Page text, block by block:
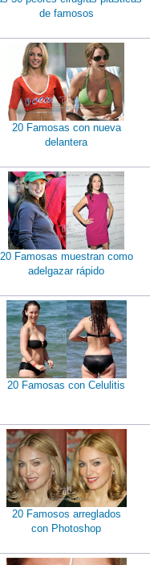
de famosos
20 Famosas con nueva
delantera
20 Famosas muestran como
adelgazar rápido
20 Famosas con Celulitis
20 Famosos arreglados
con Photoshop